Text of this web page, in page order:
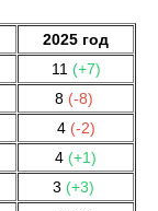
2025 год
11 (+7)
8 (-8)
4 (-2)
4 (+1)
3 (+3)